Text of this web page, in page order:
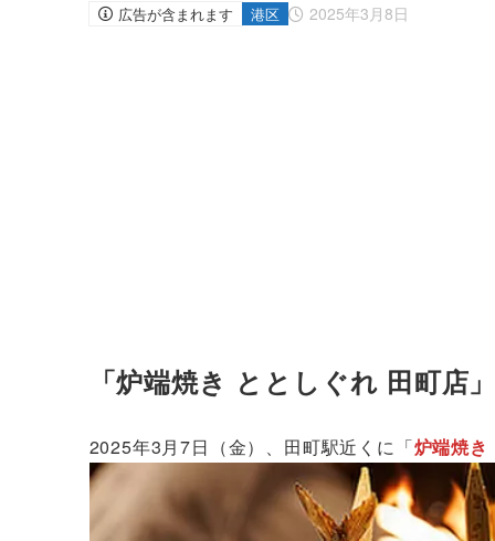
広告が含まれます 港区 2025年3月8日
「炉端焼き ととしぐれ 田町店
2025年3月7日（金）、田町駅近くに「炉端焼き